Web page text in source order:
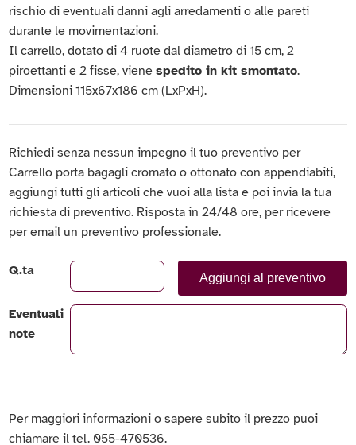
rischio di eventuali danni agli arredamenti o alle pareti
durante le movimentazioni.
Il carrello, dotato di 4 ruote dal diametro di 15 cm, 2
piroettanti e 2 fisse, vienespedito in kit smontato.
Dimensioni 115x67x186 cm (LxPxH).
Richiedi senza nessun impegno il tuo preventivo per
Carrello porta bagagli cromato o ottonato con appendiabiti,
aggiungi tutti gli articoli che vuoi alla lista e poi invia la tua
richiesta di preventivo. Risposta in 24/48 ore, per ricevere
per email un preventivo professionale.
Q.ta Aggiungi al preventivo
Eventuali
note
Per maggiori informazioni o sapere subito il prezzo puoi
chiamare il tel. 055-470536.